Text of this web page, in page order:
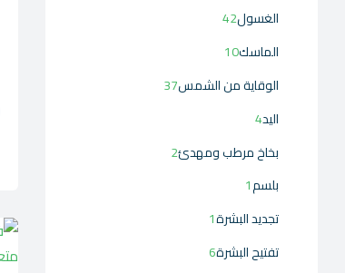
الغسول42
الماسك10
الوقاية من الشمس37
اليد4
بخاخ مرطب ومهدئ2
بلسم1
تجديد البشرة1
تفتيح البشرة6